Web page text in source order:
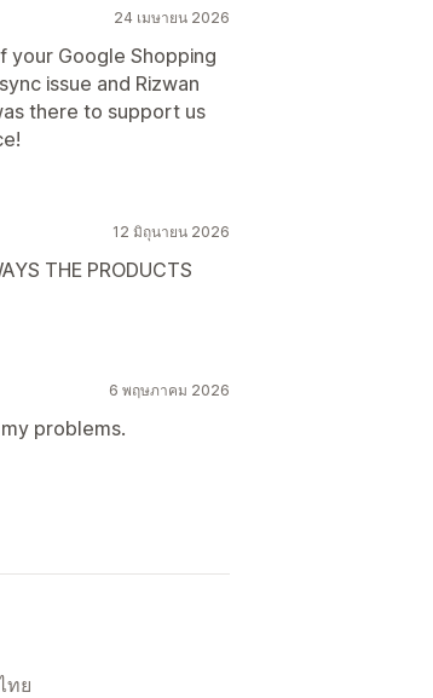
24 เมษายน 2026
your Google Shopping
issue and Rizwan
there to support us
12 มิถุนายน 2026
THE PRODUCTS
6 พฤษภาคม 2026
problems.
ทย